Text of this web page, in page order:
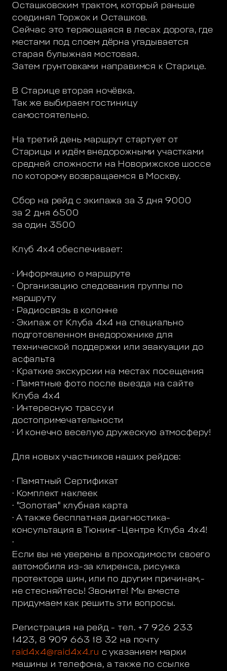
Осташковским трактом, который раньше
соединял Торжок и Осташков.
Сейчас это теряющаяся в лесах дорога, где
местами под слоем дёрна угадывается
старая булыжная мостовая.
Затем грунтовками направимся к Старице.
В Старице вторая ночёвка.
Так же выбираем гостиницу
самостоятельно.
На третий день маршрут стартует от
Старицы и идём внедорожными участками
средней сложности на Новорижское шоссе
по которому возвращаемся в Москву.
Сбор на рейд с экипажа за 3 дня 9000
за 2 дня 6500
за один 3500
Клуб 4х4 обеспечивает:
· Информацию о маршруте
· Организацию следования группы по
маршруту
· Радиосвязь в колонне
· Экипаж от Клуба 4х4 на специально
подготовленном внедорожнике для
технической поддержки или эвакуации до
асфальта
· Краткие экскурсии на местах посещения
· Памятные фото после выезда на сайте
Клуба 4х4
· Интересную трассу и
достопримечательности
· И конечно веселую дружескую атмосферу!
Для новых участников наших рейдов:
· Памятный Сертификат
· Комплект наклеек
· "Золотая" клубная карта
· А также бесплатная диагностика-
консультация в Тюнинг-Центре Клуба 4х4!
·
Если вы не уверены в проходимости своего
автомобиля из-за клиренса, рисунка
протектора шин, или по другим причинам,-
не стесняйтесь! Звоните! Мы вместе
придумаем как решить эти вопросы.
Регистрация на рейд - тел. +7 926 233
1423, 8 909 663 18 32 на почту
raid4x4@raid4x4.ru с указанием марки
машины и телефона, а также по ссылке